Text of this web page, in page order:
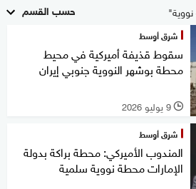
حسب القسم
شرق أوسط
سقوط قذيفة أميركية في محيط
محطة بوشهر النووية جنوبي إيران
l 9 يوليو 2026
شرق أوسط
المندوب الأميركي: محطة براكة بدولة
الإمارات محطة نووية سلمية